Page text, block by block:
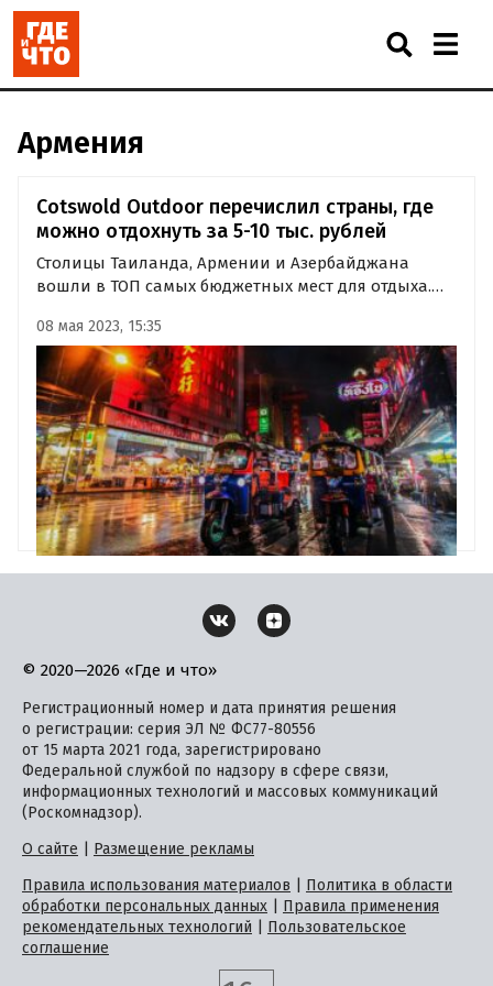
Армения
Cotswold Outdoor перечислил страны, где
можно отдохнуть за 5-10 тыс. рублей
Столицы Таиланда, Армении и Азербайджана
вошли в ТОП самых бюджетных мест для отдыха.
пишет Ассоциация Туроператоров (АТОР).
08 мая 2023, 15:35
© 2020—2026 «Где и что»
Регистрационный номер и дата принятия решения
о регистрации: серия ЭЛ № ФС77-80556
от 15 марта 2021 года, зарегистрировано
Федеральной службой по надзору в сфере связи,
информационных технологий и массовых коммуникаций
(Роскомнадзор).
О сайте
Размещение рекламы
Правила использования материалов
Политика в области
обработки персональных данных
Правила применения
рекомендательных технологий
Пользовательское
соглашение